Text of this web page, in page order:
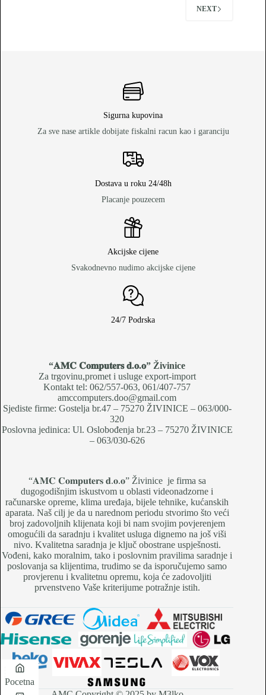
NEXT
Sigurna kupovina
Za sve nase artikle dobijate fiskalni racun kao i garanciju
Dostava u roku 24/48h
Placanje pouzecem
Akcijske cijene
Svakodnevno nudimo akcijske cijene
24/7 Podrska
“𝐀𝐌𝐂 𝐂𝐨𝐦𝐩𝐮𝐭𝐞𝐫𝐬 𝐝.𝐨.𝐨” Živinice
Za trgovinu,promet i usluge export-import
Kontakt tel: 062/557-063, 061/407-757
amccomputers.doo@gmail.com
Sjediste firme: Gostelja br.47 – 75270 ŽIVINICE – 063/000-
320
Poslovna jedinica: Ul. Oslobođenja br.23 – 75270 ŽIVINICE
– 063/030-626
“𝐀𝐌𝐂 𝐂𝐨𝐦𝐩𝐮𝐭𝐞𝐫𝐬 𝐝.𝐨.𝐨” Živinice je firma sa
dugogodišnjim iskustvom u oblasti videonadzorne i
računarske opreme, klima uređaja, bijele tehnike, kućanskih
aparata. Naš cilj je da u narednom periodu stvorimo što veći
broj zadovoljnih klijenata koji bi nam svojim povjerenjem
omogućili da saradnju i kvalitet usluga dignemo na još viši
nivo. Kvalitetna saradnja je ključ obostrane uspješnosti.
Vođeni, kako moralnim, tako i poslovnim pravilima saradnje i
poslovanja sa klijentima, trudimo se da isporučujemo samo
provjerenu i kvalitetnu opremu, koja će zadovoljiti
prvenstveno Vaše kriterijume potražnje istih.
Pocetna